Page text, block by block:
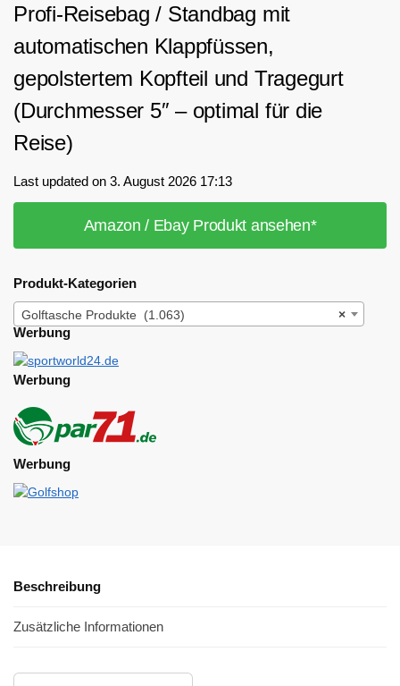
Profi-Reisebag / Standbag mit
automatischen Klappfüssen,
gepolstertem Kopfteil und Tragegurt
(Durchmesser 5″ – optimal für die
Reise)
Last updated on 3. August 2026 17:13
Amazon / Ebay Produkt ansehen*
Produkt-Kategorien
×
Golftasche Produkte (1.063)
Werbung
Werbung
Werbung
Beschreibung
Zusätzliche Informationen